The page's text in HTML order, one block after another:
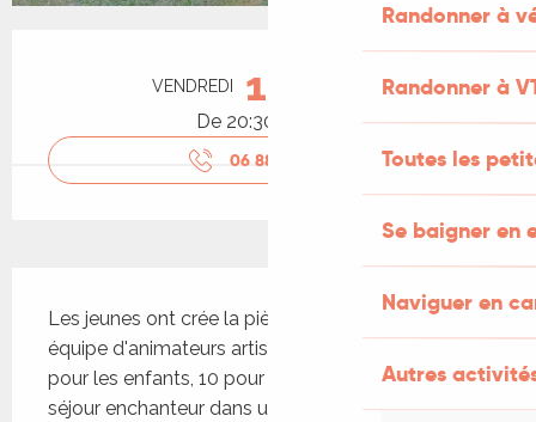
Randonner à
Randonner à
Toutes les
Se baigner en
Naviguer en
Autres
Ouverture et coordonnées
VENDREDI 14
De 20:30 à 21:45
06 88 17 22
Les jeunes ont crée la pièce en amont avec une
équipe d'animateurs artistes (4 jours de création
pour les enfants, 10 pour les ados), au cours d'un
séjour enchanteur dans un petit coin de Lot : à la